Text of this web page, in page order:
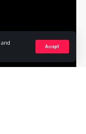
and
Accept